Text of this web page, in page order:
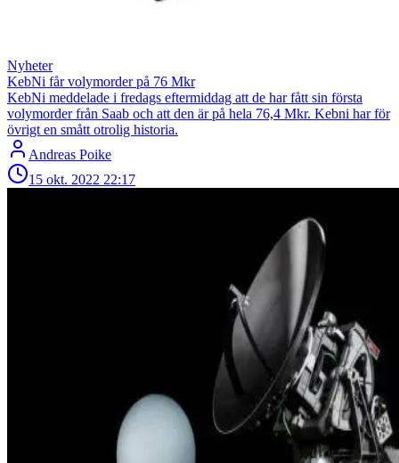
Nyheter
KebNi får volymorder på 76 Mkr
KebNi meddelade i fredags eftermiddag att de har fått sin första
volymorder från Saab och att den är på hela 76,4 Mkr. Kebni har för
övrigt en smått otrolig historia.
Andreas Poike
15 okt. 2022 22:17